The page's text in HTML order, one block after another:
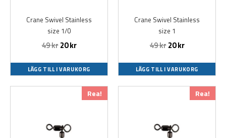
Crane Swivel Stainless
size 1/0
49kr20kr
LÄGG TILL I VARUKORG
Crane Swivel Stainless
size 1
49kr20kr
LÄGG TILL I VARUKORG
Rea!
ursprungliga
49 kr.
Det
nuvarande
Rea!
ursprungliga
49 kr.
Det
nuvarande